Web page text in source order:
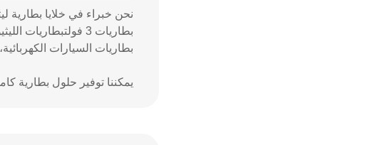
نحن خبراء في خلايا بطارية
بطاريات 3
بطاريات السيارات
يمكننا توفير حلول بطارية